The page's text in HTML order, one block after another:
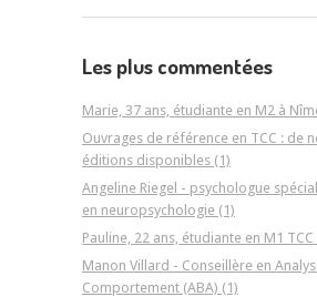
Les plus commentées
Marie, 37 ans, étudiante en M2 à
Ouvrages de référence en TCC : de
éditions disponibles (1)
Angeline Riegel - psychologue
en neuropsychologie (1)
Pauline, 22 ans, étudiante en M1
Manon Villard - Conseillère en
Comportement (ABA) (1)